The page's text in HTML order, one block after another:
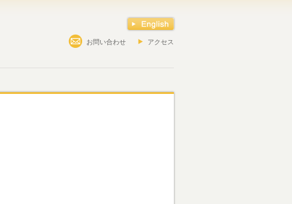
お問い合わせ アクセス